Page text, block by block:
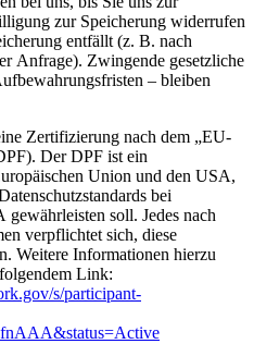
zur Speicherung widerrufen
entfällt (z. B. nach
Anfrage). Zwingende gesetzliche
– bleiben
Zertifizierung nach dem „EU-
Der DPF ist ein
Union und den USA,
bei
soll. Jedes nach
verpflichtet sich, diese
Weitere Informationen hierzu
Link:
s/participant-